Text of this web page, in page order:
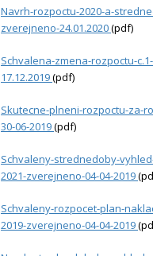
Navrh-rozpoctu-2020-a-
zverejneno-24.01.2020(pdf)
Schvalena-zmena-rozpoctu-
17.12.2019(pdf)
Skutecne-plneni-rozpoctu-za-
30-06-2019(pdf)
Schvaleny-strednedoby-
2021-zverejneno-04-04-2019
Schvaleny-rozpocet-plan-
2019-zverejneno-04-04-2019